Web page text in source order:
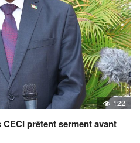
122
prêtent serment avant